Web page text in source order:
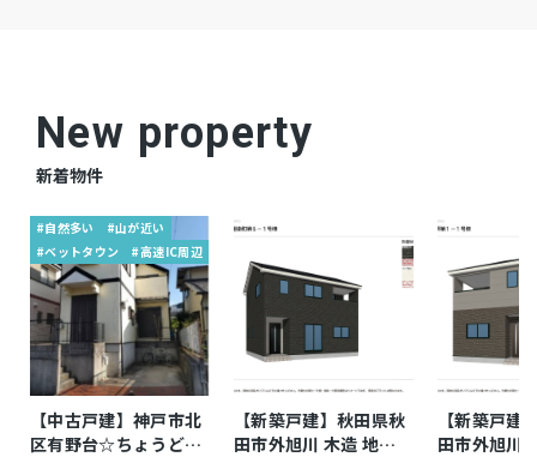
New property
新着物件
#自然多い
#山が近い
#ベットタウン
#高速IC周辺
【中古戸建】神戸市北
区有野台☆ちょうどよ
【新築戸建】秋田県秋
田市外旭川 木造 地上2
【新築戸建
田市外旭川